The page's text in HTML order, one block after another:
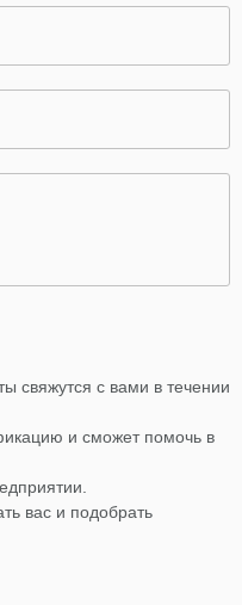
свяжутся с вами в течении
и сможет помочь в
вас и подобрать